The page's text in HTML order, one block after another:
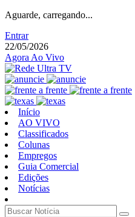
Aguarde, carregando...
Entrar
22/05/2026
Agora Ao Vivo
Início
AO VIVO
Classificados
Colunas
Empregos
Guia Comercial
Edições
Notícias